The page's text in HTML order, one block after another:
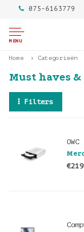
075-6163779
MENU
Home Categorieën
Must haves &
Filters
OWC